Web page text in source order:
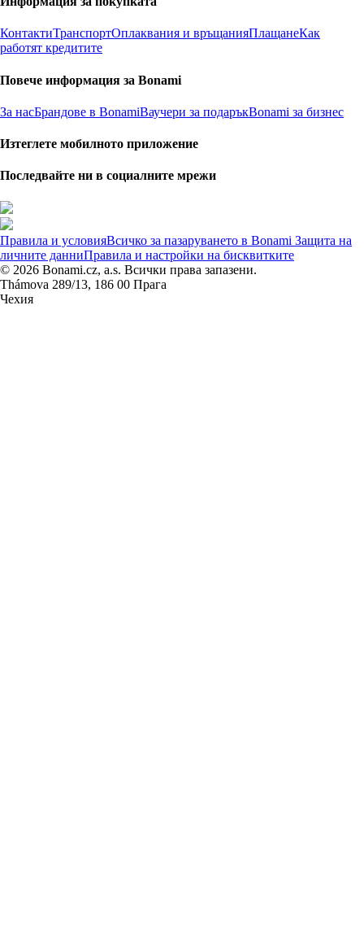
КонтактиТранспортОплаквания и връщанияПлащанеКак
работят кредитите
Повече информация за Bonami
За насБрандове в BonamiВаучери за подаръкBonami за бизнес
Изтеглете мобилното приложение
Последвайте ни в социалните мрежи
Правила и условияВсичко за пазаруването в Bonami Защита на
личните данниПравила и настройки на бисквитките
© 2026 Bonami.cz, a.s. Всички права запазени.
Thámova 289/13, 186 00 Прага
Чехия